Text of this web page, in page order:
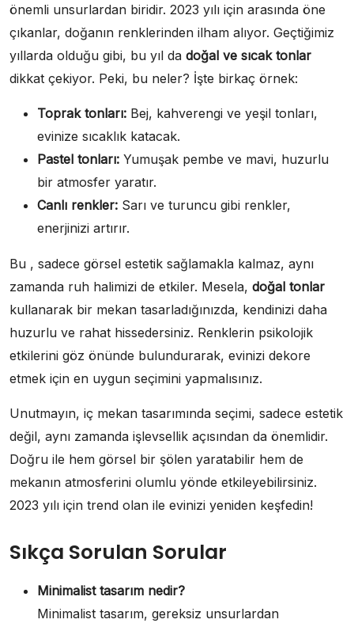
önemli unsurlardan biridir. 2023 yılı için arasında öne
çıkanlar, doğanın renklerinden ilham alıyor. Geçtiğimiz
yıllarda olduğu gibi, bu yıl da doğal ve sıcak tonlar
dikkat çekiyor. Peki, bu neler? İşte birkaç örnek:
Toprak tonları: Bej, kahverengi ve yeşil tonları,
evinize sıcaklık katacak.
Pastel tonları: Yumuşak pembe ve mavi, huzurlu
bir atmosfer yaratır.
Canlı renkler: Sarı ve turuncu gibi renkler,
enerjinizi artırır.
Bu , sadece görsel estetik sağlamakla kalmaz, aynı
zamanda ruh halimizi de etkiler. Mesela, doğal tonlar
kullanarak bir mekan tasarladığınızda, kendinizi daha
huzurlu ve rahat hissedersiniz. Renklerin psikolojik
etkilerini göz önünde bulundurarak, evinizi dekore
etmek için en uygun seçimini yapmalısınız.
Unutmayın, iç mekan tasarımında seçimi, sadece estetik
değil, aynı zamanda işlevsellik açısından da önemlidir.
Doğru ile hem görsel bir şölen yaratabilir hem de
mekanın atmosferini olumlu yönde etkileyebilirsiniz.
2023 yılı için trend olan ile evinizi yeniden keşfedin!
Sıkça Sorulan Sorular
Minimalist tasarım nedir?
Minimalist tasarım, gereksiz unsurlardan